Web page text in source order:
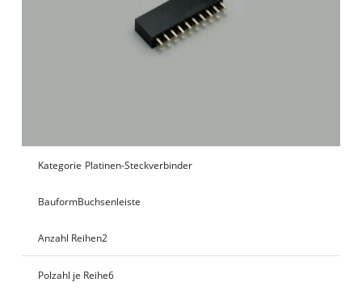
Kategorie Platinen-Steckverbinder
BauformBuchsenleiste
Anzahl Reihen2
Polzahl je Reihe6